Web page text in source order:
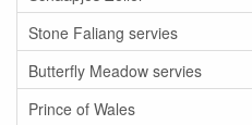
Stone Faliang servies
Butterfly Meadow servies
Prince of Wales